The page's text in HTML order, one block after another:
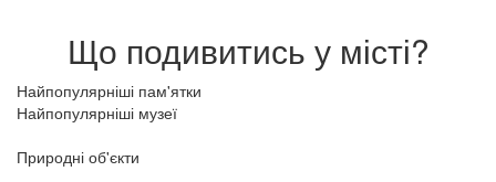
Що подивитись у місті?
Найпопулярніші пам'ятки
Найпопулярніші музеї
Природні об'єкти